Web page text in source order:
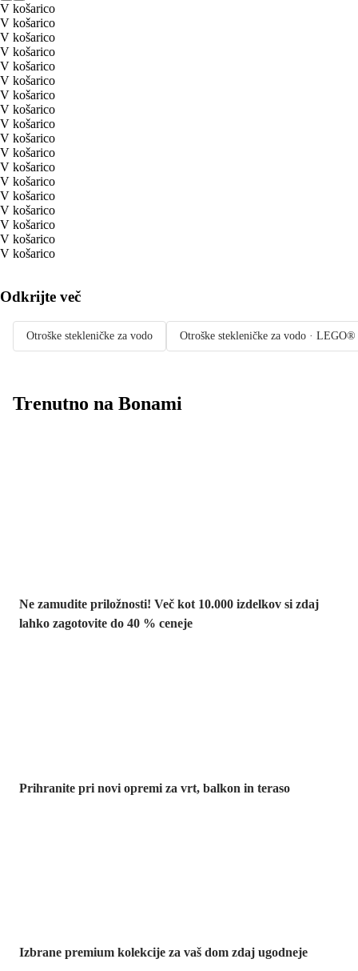
V košarico
V košarico
V košarico
V košarico
V košarico
V košarico
V košarico
V košarico
V košarico
V košarico
V košarico
V košarico
V košarico
V košarico
V košarico
V košarico
V košarico
V košarico
Odkrijte več
Otroške stekleničke za vodo Otroške stekleničke za vodo · LEGO®
Trenutno na Bonami
Ne zamudite priložnosti! Več kot 10.000 izdelkov si zdaj
lahko zagotovite do 40 % ceneje
Prihranite pri novi opremi za vrt, balkon in teraso
Izbrane premium kolekcije za vaš dom zdaj ugodneje